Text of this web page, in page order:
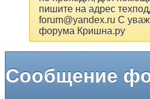
пишите на адрес
forum@yandex.ru С
форума Кришна.ру
Сообщение